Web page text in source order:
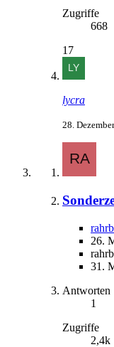
Zugriffe
668
17
lycra
28.
26.
31.
Antworten
1
Zugriffe
2,4k